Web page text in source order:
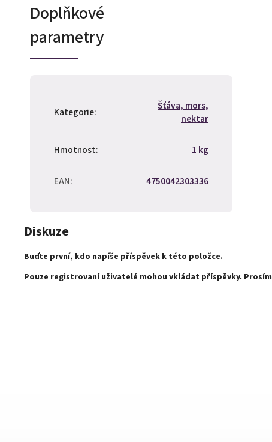
Doplňkové
parametry
Kategorie:
Šťáva, mors,
nektar
Hmotnost: 1 kg
EAN: 4750042303336
Diskuze
Buďte první, kdo napíše příspěvek k této položce.
Pouze registrovaní uživatelé mohou vkládat příspěvky. Prosím